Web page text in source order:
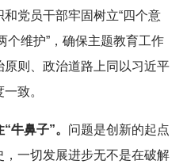
党员干部牢固树立“四个意
个维护”，确保主题教育工作
则、政治道路上同以习近平
致。
牛鼻子”。 问题是创新的起点
一切发展进步无不是在破解